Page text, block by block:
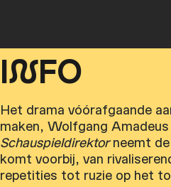
INFO
Het drama vóórafgaande
maken, Wolfgang
Schauspieldirektorneemt
komt voorbij, van
repetities tot ruzie op het